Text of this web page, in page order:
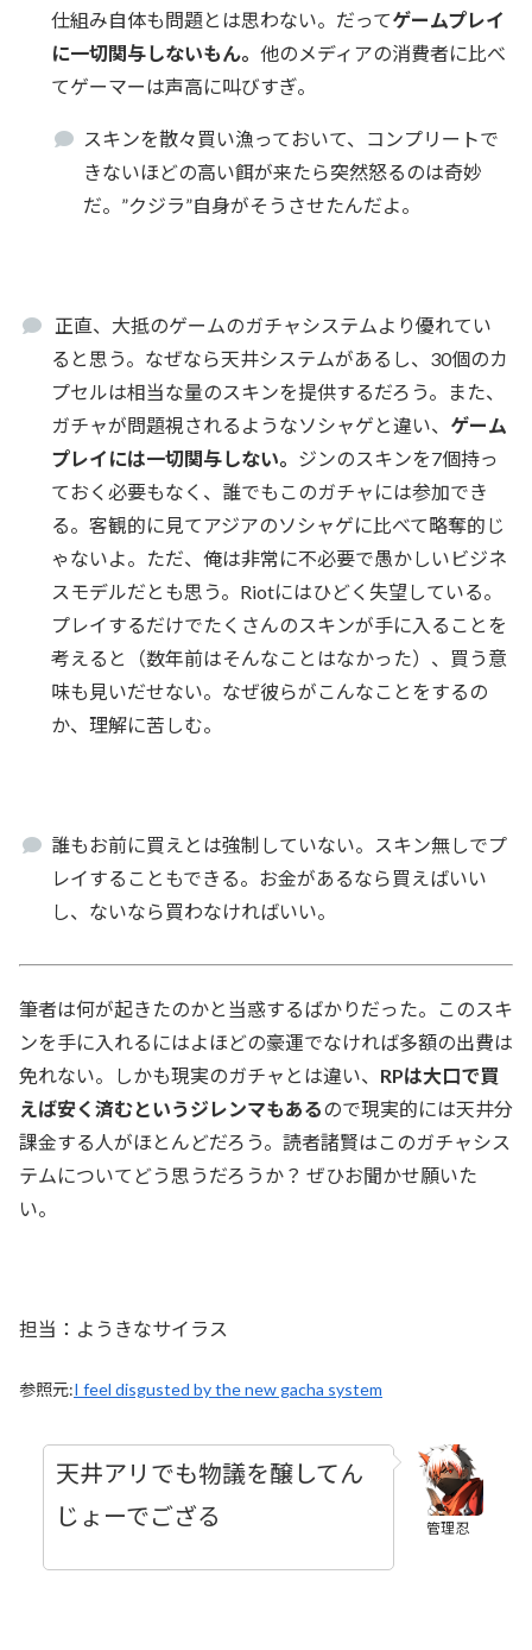
仕組み自体も問題とは思わない。だってゲームプレイ
に一切関与しないもん。他のメディアの消費者に比べ
てゲーマーは声高に叫びすぎ。
スキンを散々買い漁っておいて、コンプリートで
きないほどの高い餌が来たら突然怒るのは奇妙
だ。”クジラ”自身がそうさせたんだよ。
正直、大抵のゲームのガチャシステムより優れてい
ると思う。なぜなら天井システムがあるし、30個のカ
プセルは相当な量のスキンを提供するだろう。また、
ガチャが問題視されるようなソシャゲと違い、 ゲーム
プレイには一切関与しない。 ジンのスキンを7個持っ
ておく必要もなく、誰でもこのガチャには参加でき
る。客観的に見てアジアのソシャゲに比べて略奪的じ
ゃないよ。ただ、俺は非常に不必要で愚かしいビジネ
スモデルだとも思う。Riotにはひどく失望している。
プレイするだけでたくさんのスキンが手に入ることを
考えると（数年前はそんなことはなかった）、買う意
味も見いだせない。なぜ彼らがこんなことをするの
か、理解に苦しむ。
誰もお前に買えとは強制していない。スキン無しでプ
レイすることもできる。お金があるなら買えばいい
し、ないなら買わなければいい。
筆者は何が起きたのかと当惑するばかりだった。このスキ
ンを手に入れるにはよほどの豪運でなければ多額の出費は
免れない。しかも現実のガチャとは違い、 RPは大口で買
えば安く済むというジレンマもあるので現実的には天井分
課金する人がほとんどだろう。読者諸賢はこのガチャシス
テムについてどう思うだろうか？ ぜひお聞かせ願いた
い。
担当：ようきなサイラス
参照元:I feel disgusted by the new gacha system
管理忍
天井アリでも物議を醸してん
じょーでござる